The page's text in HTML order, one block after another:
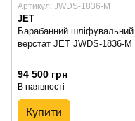
Артикул: JWDS-1836-М
JET
Барабанний шліфувальний
верстат JET JWDS-1836-M
94 500 грн
В наявності
Купити